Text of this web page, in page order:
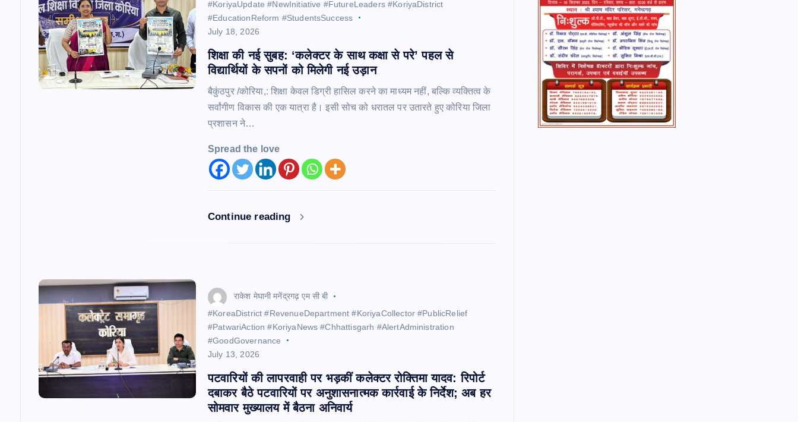
​#KoriyaUpdate #NewInitiative #FutureLeaders #KoriyaDistrict
#EducationReform #StudentsSuccess
July 18, 2026
शिक्षा की नई सुबह: ‘कलेक्टर के साथ कक्षा से परे’ पहल से
विद्यार्थियों के सपनों को मिलेगी नई उड़ान
बैकुंठपुर /कोरिया,: शिक्षा केवल डिग्री हासिल करने का माध्यम नहीं, बल्कि व्यक्तित्व के
सर्वांगीण विकास की एक यात्रा है। इसी सोच को धरातल पर उतारते हुए कोरिया जिला
प्रशासन ने…
Spread the love
Continue reading
राकेश मेघानी मनेंद्रगढ़ एम सी बी
​#KoreaDistrict #RevenueDepartment #KoriyaCollector #PublicRelief
#PatwariAction #KoriyaNews #Chhattisgarh #AlertAdministration
#GoodGovernance
July 13, 2026
पटवारियों की लापरवाही पर भड़कीं कलेक्टर रोक्तिमा यादव: रिपोर्ट
दबाकर बैठे पटवारियों पर अनुशासनात्मक कार्रवाई के निर्देश; अब हर
सोमवार मुख्यालय में बैठना अनिवार्य